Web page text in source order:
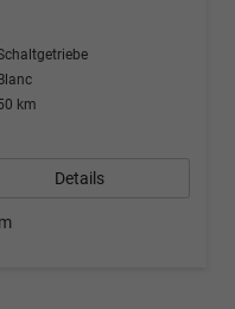
Blanc
km
Details